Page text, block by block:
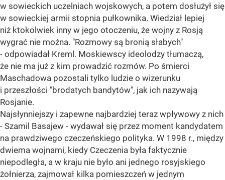
w sowieckich uczelniach wojskowych, a potem dosłużył się
w sowieckiej armii stopnia pułkownika. Wiedział lepiej
niż ktokolwiek inny w jego otoczeniu, że wojny z Rosją
wygrać nie można. "Rozmowy są bronią słabych"
- odpowiadał Kreml. Moskiewscy ideolodzy tłumaczą,
że nie ma już z kim prowadzić rozmów. Po śmierci
Maschadowa pozostali tylko ludzie o wizerunku
i przeszłości "brodatych bandytów", jak ich nazywają
Rosjanie.
Najsłynniejszy i zapewne najbardziej teraz wpływowy z nich
- Szamil Basajew - wydawał się przez moment kandydatem
na prawdziwego czeczeńskiego polityka. W 1998 r., między
dwiema wojnami, kiedy Czeczenia była faktycznie
niepodległa, a w kraju nie było ani jednego rosyjskiego
żołnierza, zajmował kilka pomieszczeń w jednym